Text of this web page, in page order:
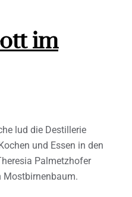
im
lud die Destillerie
und Essen in den
Palmetzhofer
Mostbirnenbaum.